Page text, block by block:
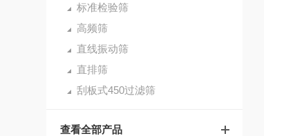
标准检验筛
高频筛
直线振动筛
直排筛
刮板式450过滤筛
查看全部产品